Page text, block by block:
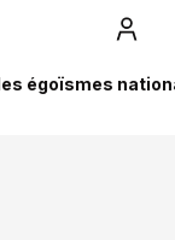
égoïsmes